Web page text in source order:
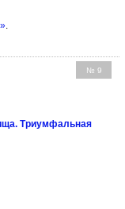
№ 9
Триумфальная